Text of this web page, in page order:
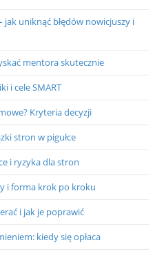
jak uniknąć błędów nowicjuszy i
mentora skutecznie
i cele SMART
Kryteria decyzji
stron w pigułce
i ryzyka dla stron
i forma krok po kroku
i jak je poprawić
kiedy się opłaca